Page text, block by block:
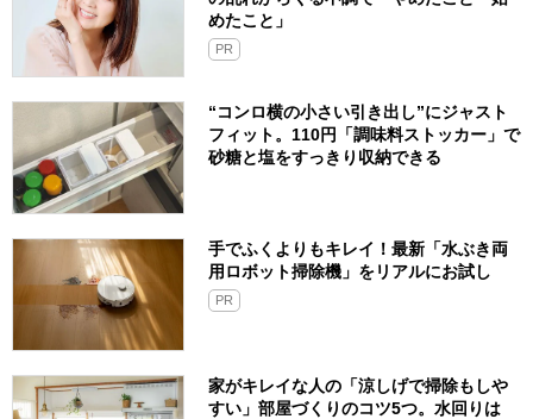
めたこと」
PR
“コンロ横の小さい引き出し”にジャスト
フィット。110円「調味料ストッカー」で
砂糖と塩をすっきり収納できる
手でふくよりもキレイ！最新「水ぶき両
用ロボット掃除機」をリアルにお試し
PR
家がキレイな人の「涼しげで掃除もしや
すい」部屋づくりのコツ5つ。水回りは